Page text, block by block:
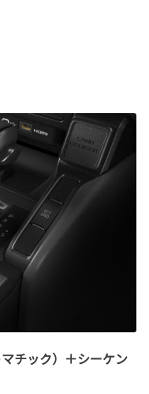
チック）＋シーケン